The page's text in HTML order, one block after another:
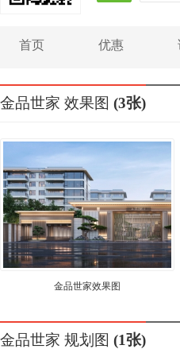
首页 优惠
金品世家 效果图 (3张)
金品世家效果图
金品世家 规划图 (1张)